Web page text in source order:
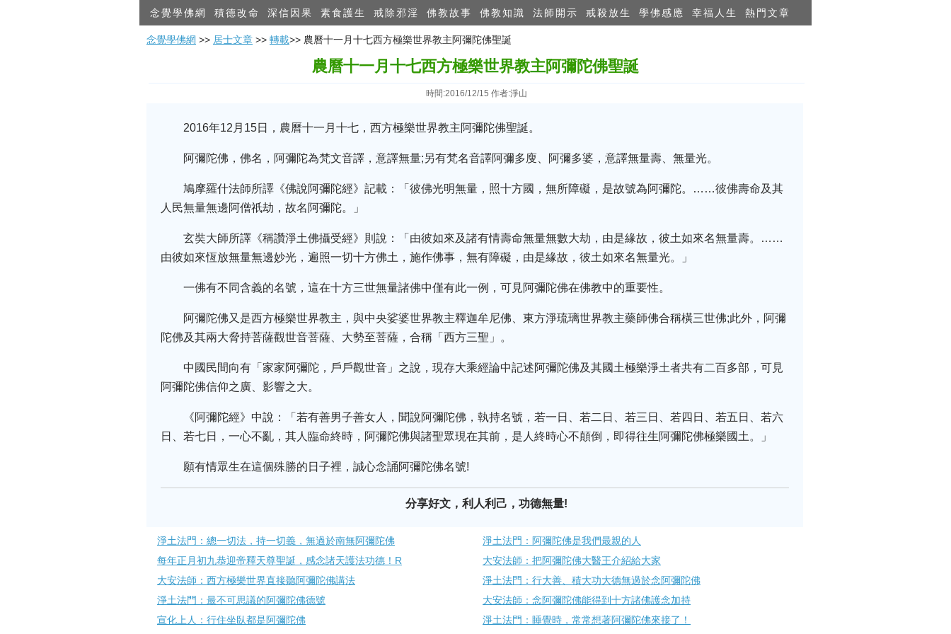
念覺學佛網 積德改命 深信因果 素食護生 戒除邪淫 佛教故事 佛教知識 法師開示 戒殺放生 學佛感應 幸福人生 熱門文章
念覺學佛網 >> 居士文章 >> 轉載>> 農曆十一月十七西方極樂世界教主阿彌陀佛聖誕
農曆十一月十七西方極樂世界教主阿彌陀佛聖誕
時間:2016/12/15 作者:淨山
2016年12月15日，農曆十一月十七，西方極樂世界教主阿彌陀佛聖誕。
阿彌陀佛，佛名，阿彌陀為梵文音譯，意譯無量;另有梵名音譯阿彌多廋、阿彌多婆，意譯無量壽、無量光。
鳩摩羅什法師所譯《佛說阿彌陀經》記載：「彼佛光明無量，照十方國，無所障礙，是故號為阿彌陀。……彼佛壽命及其
人民無量無邊阿僧祇劫，故名阿彌陀。」
玄奘大師所譯《稱讚淨土佛攝受經》則說：「由彼如來及諸有情壽命無量無數大劫，由是緣故，彼土如來名無量壽。……
由彼如來恆放無量無邊妙光，遍照一切十方佛土，施作佛事，無有障礙，由是緣故，彼土如來名無量光。」
一佛有不同含義的名號，這在十方三世無量諸佛中僅有此一例，可見阿彌陀佛在佛教中的重要性。
阿彌陀佛又是西方極樂世界教主，與中央娑婆世界教主釋迦牟尼佛、東方淨琉璃世界教主藥師佛合稱橫三世佛;此外，阿彌
陀佛及其兩大脅持菩薩觀世音菩薩、大勢至菩薩，合稱「西方三聖」。
中國民間向有「家家阿彌陀，戶戶觀世音」之說，現存大乘經論中記述阿彌陀佛及其國土極樂淨土者共有二百多部，可見
阿彌陀佛信仰之廣、影響之大。
《阿彌陀經》中說：「若有善男子善女人，聞說阿彌陀佛，執持名號，若一日、若二日、若三日、若四日、若五日、若六
日、若七日，一心不亂，其人臨命終時，阿彌陀佛與諸聖眾現在其前，是人終時心不顛倒，即得往生阿彌陀佛極樂國土。」
願有情眾生在這個殊勝的日子裡，誠心念誦阿彌陀佛名號!
分享好文，利人利己，功德無量!
淨土法門：總一切法，持一切義，無過於南無阿彌陀佛
淨土法門：阿彌陀佛是我們最親的人
每年正月初九恭迎帝釋天尊聖誕，感念諸天護法功德！R
大安法師：把阿彌陀佛大醫王介紹給大家​
大安法師：西方極樂世界直接聽阿彌陀佛講法
淨土法門：行大善、積大功大德無過於念阿彌陀佛
淨土法門：最不可思議的阿彌陀佛德號
大安法師：念阿彌陀佛能得到十方諸佛護念加持
宣化上人：行住坐臥都是阿彌陀佛
淨土法門：睡覺時，常常想著阿彌陀佛來接了！